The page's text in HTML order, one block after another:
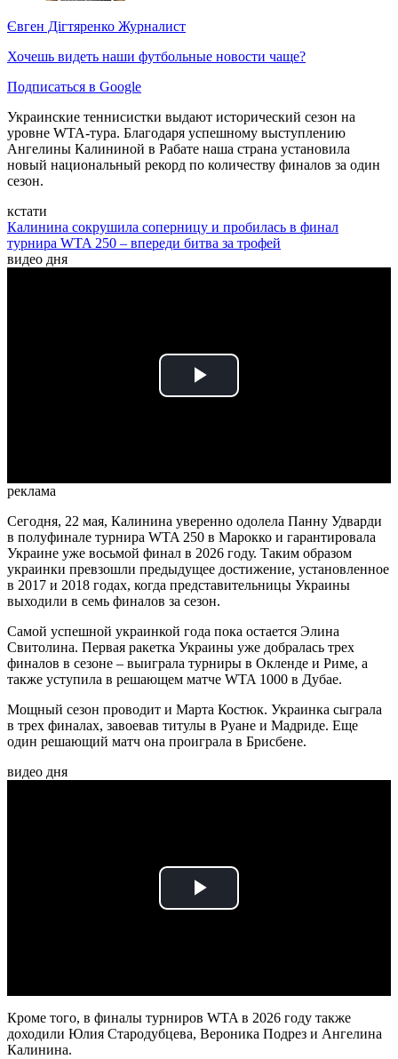
Євген Дігтяренко Журналист
Хочешь видеть наши футбольные новости чаще?
Подписаться в Google
Украинские теннисистки выдают исторический сезон на
уровне WTA-тура. Благодаря успешному выступлению
Ангелины Калининой в Рабате наша страна установила
новый национальный рекорд по количеству финалов за один
сезон.
кстати
Калинина сокрушила соперницу и пробилась в финал
турнира WTA 250 – впереди битва за трофей
видео дня
Play
реклама
Сегодня, 22 мая, Калинина уверенно одолела Панну Удварди
в полуфинале турнира WTA 250 в Марокко и гарантировала
Украине уже восьмой финал в 2026 году. Таким образом
украинки превзошли предыдущее достижение, установленное
в 2017 и 2018 годах, когда представительницы Украины
выходили в семь финалов за сезон.
Самой успешной украинкой года пока остается Элина
Свитолина. Первая ракетка Украины уже добралась трех
финалов в сезоне – выиграла турниры в Окленде и Риме, а
также уступила в решающем матче WTA 1000 в Дубае.
Мощный сезон проводит и Марта Костюк. Украинка сыграла
в трех финалах, завоевав титулы в Руане и Мадриде. Еще
один решающий матч она проиграла в Брисбене.
видео дня
Play
Кроме того, в финалы турниров WTA в 2026 году также
доходили Юлия Стародубцева, Вероника Подрез и Ангелина
Калинина.